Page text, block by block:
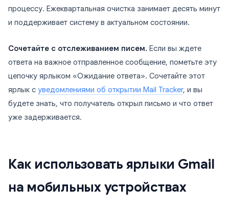
процессу. Ежеквартальная очистка занимает десять минут
и поддерживает систему в актуальном состоянии.
Сочетайте с отслеживанием писем. Если вы ждете
ответа на важное отправленное сообщение, пометьте эту
цепочку ярлыком «Ожидание ответа». Сочетайте этот
ярлык с уведомлениями об открытии Mail Tracker, и вы
будете знать, что получатель открыл письмо и что ответ
уже задерживается.
Как использовать ярлыки Gmail
на мобильных устройствах